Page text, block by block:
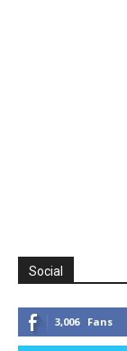
Social
3,006 Fans